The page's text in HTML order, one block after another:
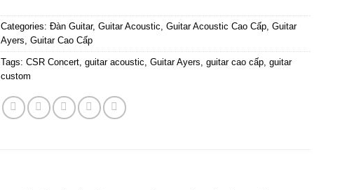
Categories: Đàn Guitar, Guitar Acoustic, Guitar Acoustic Cao Cấp, Guitar
Ayers, Guitar Cao Cấp
Tags: CSR Concert, guitar acoustic, Guitar Ayers, guitar cao cấp, guitar
custom